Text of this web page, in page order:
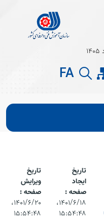
FA
تاریخ
ایجاد
صفحه :
۱۴۰۱/۶/۱۸،‏
۱۵:۵۴:۴۸
تاریخ
ویرایش
صفحه :
۱۴۰۱/۶/۲۰،‏
۱۵:۵۴:۴۸